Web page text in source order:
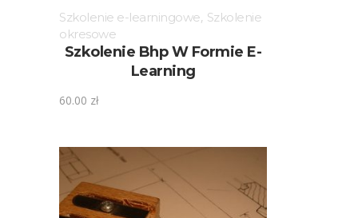
Szkolenie e-learningowe, Szkolenie
okresowe
Szkolenie Bhp W Formie E-
Learning
60.00 zł